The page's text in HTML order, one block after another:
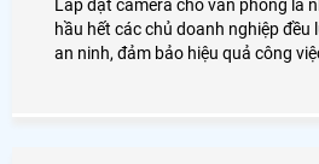
Lắp đặt camera cho văn phòng là
hầu hết các chủ doanh nghiệp đều
an ninh, đảm bảo hiệu quả công